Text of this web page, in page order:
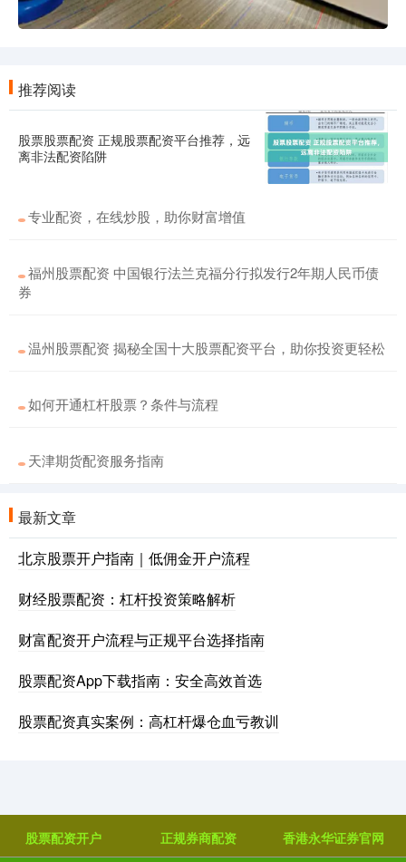
推荐阅读
股票股票配资 正规股票配资平台推荐，远
离非法配资陷阱
专业配资，在线炒股，助你财富增值
福州股票配资 中国银行法兰克福分行拟发行2年期人民币债
券
温州股票配资 揭秘全国十大股票配资平台，助你投资更轻松
如何开通杠杆股票？条件与流程
天津期货配资服务指南
最新文章
北京股票开户指南｜低佣金开户流程
财经股票配资：杠杆投资策略解析
财富配资开户流程与正规平台选择指南
股票配资App下载指南：安全高效首选
股票配资真实案例：高杠杆爆仓血亏教训
股票配资开户 正规券商配资 香港永华证券官网